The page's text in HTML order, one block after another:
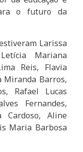
o futuro da
Larissa
Mariana
Reis, Flavia
Miranda Barros,
Rafael Lucas
Fernandes,
Cardoso, Aline
Maria Barbosa